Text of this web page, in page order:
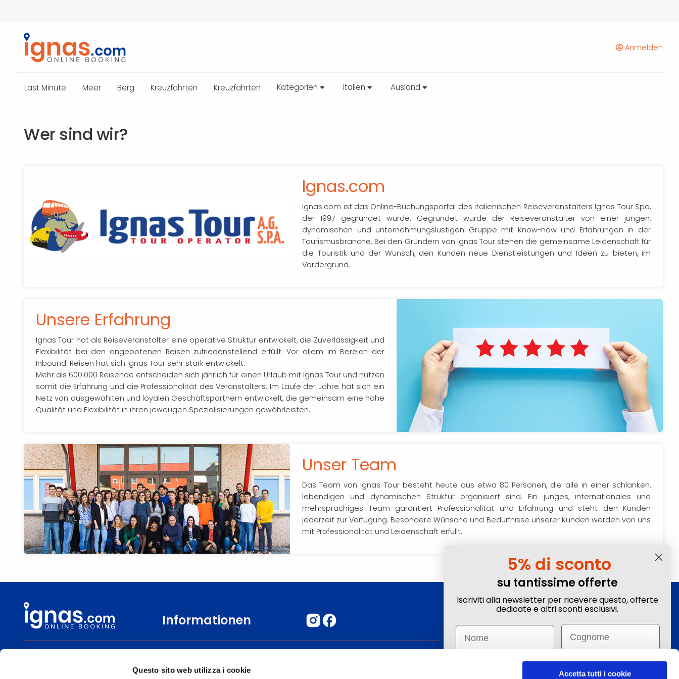
Questo sito web utilizza i cookie Accetta tutti i cookie
Anmelden
Last Minute Meer Berg Kreuzfahrten Kreuzfahrten Kategorien Italien Ausland
Wer sind wir?
Ignas.com
Ignas.com ist das Online-Buchungsportal des italienischen Reiseveranstalters Ignas Tour Spa,
der 1997 gegründet wurde. Gegründet wurde der Reiseveranstalter von einer jungen,
dynamischen und unternehmungslustigen Gruppe mit Know-how und Erfahrungen in der
Tourismusbranche. Bei den Gründern von Ignas Tour stehen die gemeinsame Leidenschaft für
die Touristik und der Wunsch, den Kunden neue Dienstleistungen und Ideen zu bieten, im
Vordergrund.
Unsere Erfahrung
Ignas Tour hat als Reiseveranstalter eine operative Struktur entwickelt, die Zuverlässigkeit und
Flexibilität bei den angebotenen Reisen zufriedenstellend erfüllt. Vor allem im Bereich der
Inbound-Reisen hat sich Ignas Tour sehr stark entwickelt.
Mehr als 600.000 Reisende entscheiden sich jährlich für einen Urlaub mit Ignas Tour und nutzen
somit die Erfahrung und die Professionalität des Veranstalters. Im Laufe der Jahre hat sich ein
Netz von ausgewählten und loyalen Geschäftspartnern entwickelt, die gemeinsam eine hohe
Qualität und Flexibilität in ihren jeweiligen Spezialisierungen gewährleisten.
Unser Team
Das Team von Ignas Tour besteht heute aus etwa 80 Personen, die alle in einer schlanken,
lebendigen und dynamischen Struktur organisiert sind. Ein junges, internationales und
mehrsprachiges Team garantiert Professionalität und Erfahrung und steht den Kunden
jederzeit zur Verfügung. Besondere Wünsche und Bedürfnisse unserer Kunden werden von uns
mit Professionalität und Leidenschaft erfüllt.
Informationen
0471 806600
Kontakte
Iscriviti alla Newsletter
Iscriviti alla nostra newsletter!
Email
Invia
5% di sconto
su tantissime offerte
Iscriviti alla newsletter per ricevere questo, offerte
dedicate e altri sconti esclusivi.
Name Email